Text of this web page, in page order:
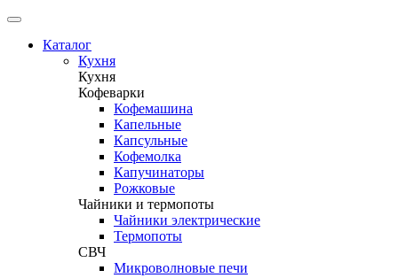
Каталог
Кухня
Кухня
Кофеварки
Кофемашина
Капельные
Капсульные
Кофемолка
Капучинаторы
Рожковые
Чайники и термопоты
Чайники электрические
Термопоты
СВЧ
Микроволновые печи